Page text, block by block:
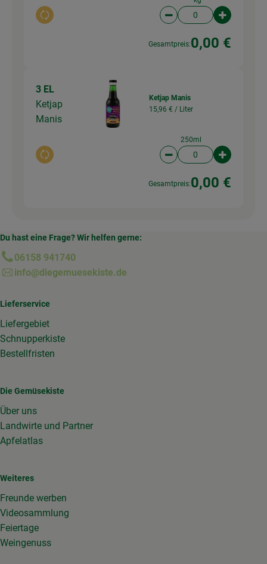
Auswahl ändern Artikelanzahl
Gesamtpreis:0,00 €
3 EL
Ketjap
Manis
Auswahl ändern
Ketjap Manis
15,96 € / Liter
250ml
Artikelanzahl
Gesamtpreis:0,00 €
Du hast eine Frage? Wir helfen gerne:
06158 941740
info@diegemuesekiste.de
Lieferservice
Liefergebiet
Schnupperkiste
Bestellfristen
Die Gemüsekiste
Über uns
Landwirte und Partner
Apfelatlas
Weiteres
Freunde werben
Videosammlung
Feiertage
Weingenuss